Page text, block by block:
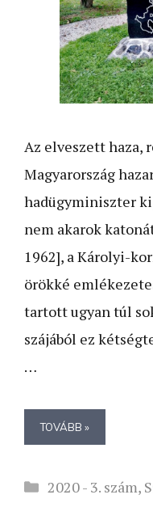
Az elveszett haza,
Magyarország
hadügyminiszter
nem akarok
1962], a Károlyi-
örökké
tartott ugyan túl
szájából ez
…
TOVÁBB »
Kategória
2020 - 3. szám,